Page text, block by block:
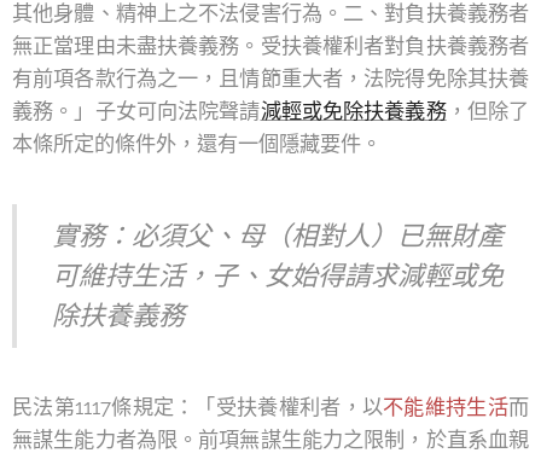
其他身體、精神上之不法侵害行為。二、對負扶養義務者
無正當理由未盡扶養義務。受扶養權利者對負扶養義務者
有前項各款行為之一，且情節重大者，法院得免除其扶養
義務。」子女可向法院聲請減輕或免除扶養義務，但除了
本條所定的條件外，還有一個隱藏要件。
實務：必須父、母（相對人）已無財產
可維持生活，子、女始得請求減輕或免
除扶養義務
民法第1117條規定：「受扶養權利者，以不能維持生活而
無謀生能力者為限。前項無謀生能力之限制，於直系血親